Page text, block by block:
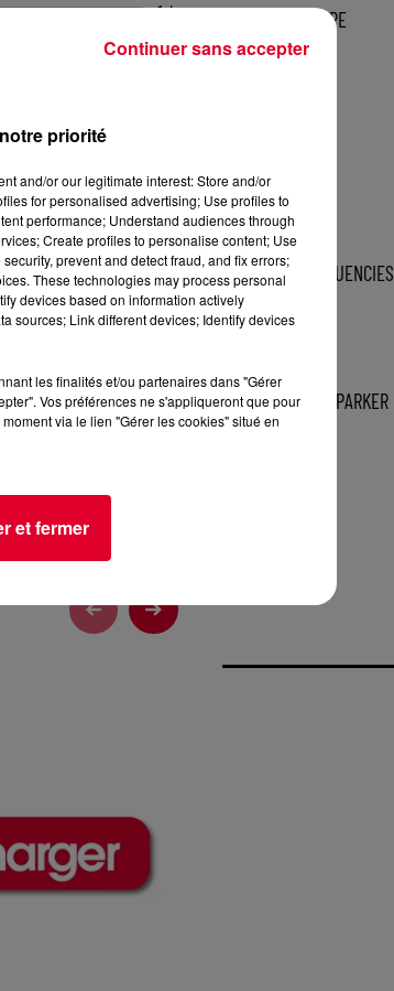
1 h
Play
MIX : JAMES HYPE
MIX : LOST FREQUENCIES
MIX : TERRENCE PARKER
priorité
and/or our legitimate interest: Store and/or
for personalised advertising; Use profiles to
performance; Understand audiences through
Create profiles to personalise content; Use
prevent and detect fraud, and fix errors;
These technologies may process personal
devices based on information actively
sources; Link different devices; Identify devices
les finalités et/ou partenaires dans "Gérer
Vos préférences ne s'appliqueront que pour
via le lien "Gérer les cookies" situé en
et fermer
Continuer sans accepter